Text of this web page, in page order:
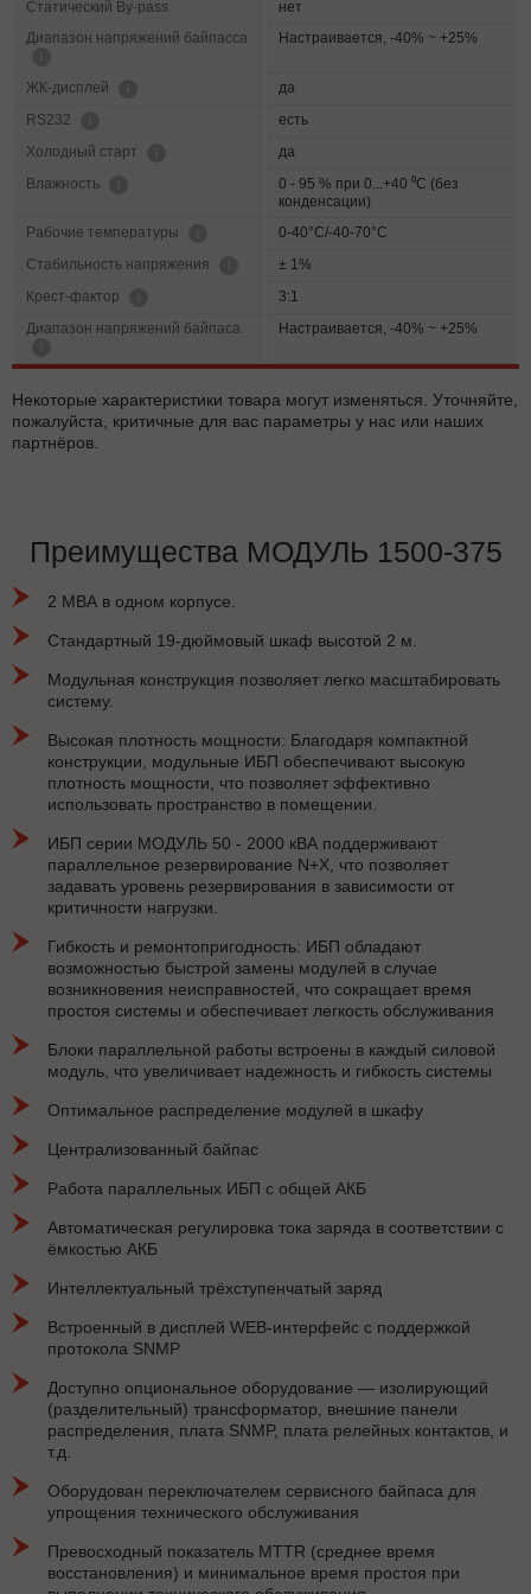
Статический By-pass
нет
Диапазон напряжений байпасса
Настраивается, -40% ~ +25%
ЖК-дисплей
да
RS232
есть
Холодный старт
да
Влажность
0 - 95 % при 0...+40 ⁰С (без
конденсации)
Рабочие температуры
0-40°C/-40-70°C
Cтабильность напряжения
± 1%
Крест-фактор
3:1
Диапазон напряжений байпаса
Настраивается, -40% ~ +25%
Некоторые характеристики товара могут изменяться. Уточняйте,
пожалуйста, критичные для вас параметры у нас или наших
партнёров.
Преимущества МОДУЛЬ 1500-375
2 МВА в одном корпусе.
Стандартный 19-дюймовый шкаф высотой 2 м.
Модульная конструкция позволяет легко масштабировать
систему.
Высокая плотность мощности: Благодаря компактной
конструкции, модульные ИБП обеспечивают высокую
плотность мощности, что позволяет эффективно
использовать пространство в помещении.
ИБП серии МОДУЛЬ 50 - 2000 кВА поддерживают
параллельное резервирование N+X, что позволяет
задавать уровень резервирования в зависимости от
критичности нагрузки.
Гибкость и ремонтопригодность: ИБП обладают
возможностью быстрой замены модулей в случае
возникновения неисправностей, что сокращает время
простоя системы и обеспечивает легкость обслуживания
Блоки параллельной работы встроены в каждый силовой
модуль, что увеличивает надежность и гибкость системы
Оптимальное распределение модулей в шкафу
Централизованный байпас
Работа параллельных ИБП с общей АКБ
Автоматическая регулировка тока заряда в соответствии с
ёмкостью АКБ
Интеллектуальный трёхступенчатый заряд
Встроенный в дисплей WEB-интерфейс с поддержкой
протокола SNMP
Доступно опциональное оборудование — изолирующий
(разделительный) трансформатор, внешние панели
распределения, плата SNMP, плата релейных контактов, и
т.д.
Оборудован переключателем сервисного байпаса для
упрощения технического обслуживания
Превосходный показатель MTTR (среднее время
восстановления) и минимальное время простоя при